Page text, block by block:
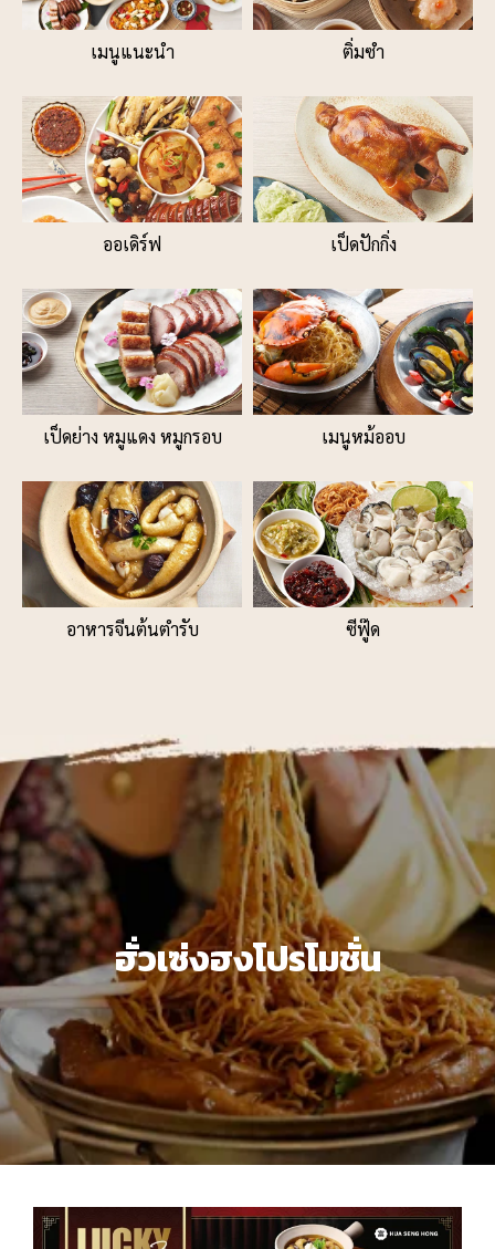
เมนูแนะนำ ติ่มซำ
ออเดิร์ฟ เป็ดปักกิ่ง
เป็ดย่าง หมูแดง หมูกรอบ เมนูหม้ออบ
อาหารจีนต้นตำรับ ซีฟู๊ด
ฮั่วเซ่งฮงโปรโมชั่น